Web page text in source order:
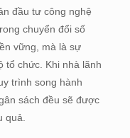
đầu tư công nghệ
chuyển đổi số
vững, mà là sự
tổ chức. Khi nhà lãnh
trình song hành
sách đều sẽ được
quả.